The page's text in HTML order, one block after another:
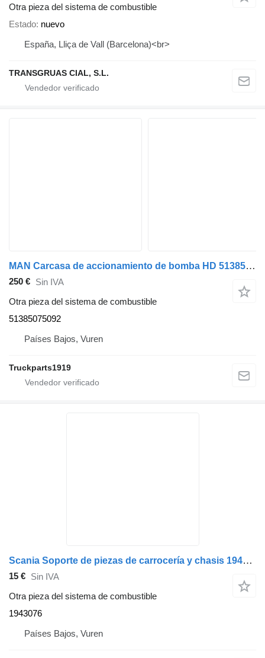
Otra pieza del sistema de combustible
Estado nuevo
España, Lliça de Vall (Barcelona)<br>
TRANSGRUAS CIAL, S.L.
MAN Carcasa de accionamiento de bomba HD 51385075092 para camión
250 € Sin IVA
Otra pieza del sistema de combustible
51385075092
Países Bajos, Vuren
Truckparts1919
Scania Soporte de piezas de carrocería y chasis 1943076 para camión
15 € Sin IVA
Otra pieza del sistema de combustible
1943076
Países Bajos, Vuren